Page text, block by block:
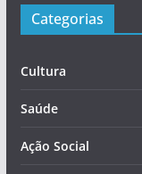
Categorias
Cultura
Saúde
Ação Social